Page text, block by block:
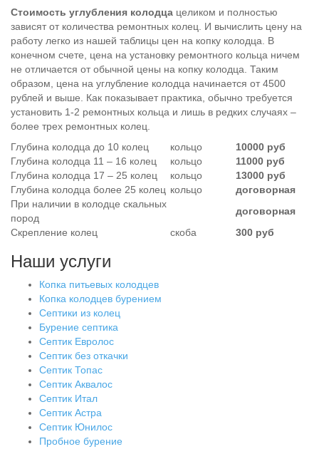
Стоимость углубления колодца целиком и полностью
зависят от количества ремонтных колец. И вычислить цену на
работу легко из нашей таблицы цен на копку колодца. В
конечном счете, цена на установку ремонтного кольца ничем
не отличается от обычной цены на копку колодца. Таким
образом, цена на углубление колодца начинается от 4500
рублей и выше. Как показывает практика, обычно требуется
установить 1-2 ремонтных кольца и лишь в редких случаях –
более трех ремонтных колец.
Глубина колодца до 10 колец
кольцо
10000 руб
Глубина колодца 11 – 16 колец
кольцо
11000 руб
Глубина колодца 17 – 25 колец
кольцо
13000 руб
Глубина колодца более 25 колец кольцо
договорная
При наличии в колодце скальных
пород
договорная
Скрепление колец
скоба 300 руб
Наши услуги
Копка питьевых колодцев
Копка колодцев бурением
Септики из колец
Бурение септика
Септик Евролос
Септик без откачки
Септик Топас
Септик Аквалос
Септик Итал
Септик Астра
Септик Юнилос
Пробное бурение